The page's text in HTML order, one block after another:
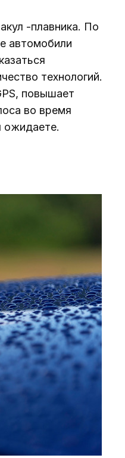
-плавника. По
автомобили
технологий.
повышает
во время
ожидаете.